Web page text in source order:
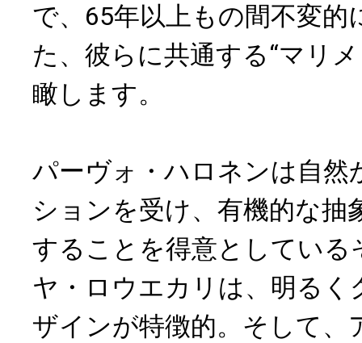
で、65年以上もの間不変的
た、彼らに共通する“マリ
瞰します。
パーヴォ・ハロネンは自然
ションを受け、有機的な抽
することを得意としている
ヤ・ロウエカリは、明る
ザインが特徴的。そして、